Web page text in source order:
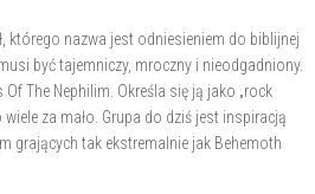
którego nazwa jest odniesieniem do biblijnej
być tajemniczy, mroczny i nieodgadniony.
Of The Nephilim. Określa się ją jako „rock
za mało. Grupa do dziś jest inspiracją
grających tak ekstremalnie jak Behemoth